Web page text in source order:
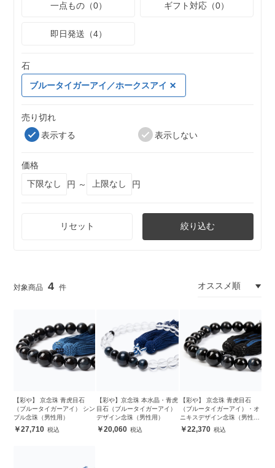
一点もの（0）
ギフト対応（0）
即日発送（4）
石
ブルータイガーアイ／ホークスアイ
売り切れ
表示する
表示しない
価格
円 ～
円
リセット 絞り込む
4
【彩や】 京念珠 青虎目石
（ブルータイガーアイ） シン
プル念珠（男性用）
27,710
【彩や】京念珠 本水晶・青虎
目石（ブルータイガーアイ）
デザイン念珠（男性用）
20,060
【彩や】 京念珠 青虎目石
（ブルータイガーアイ）・オ
ニキスデザイン念珠（男性
用）22,370